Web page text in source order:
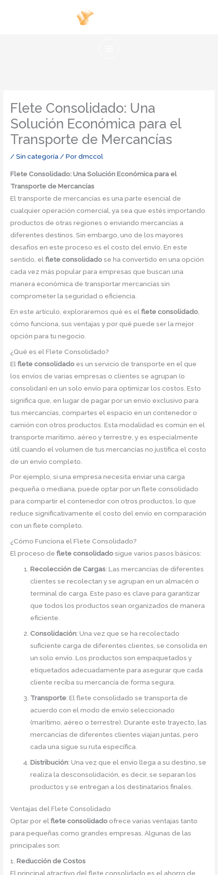
Flete Consolidado: Una
Solución Económica para el
Transporte de Mercancías
/Sin categoría/ Pordmccol
Flete Consolidado: Una Solución Económica para el
Transporte de Mercancías
El transporte de mercancías es una parte esencial de
cualquier operación comercial, ya sea que estés importando
productos de otras regiones o enviando mercancías a
diferentes destinos. Sin embargo, uno de los mayores
desafíos en este proceso es el costo del envío. En este
sentido, elflete consolidadose ha convertido en una opción
cada vez más popular para empresas que buscan una
manera económica de transportar mercancías sin
comprometer la seguridad o eficiencia.
En este artículo, exploraremos qué es elflete consolidado
cómo funciona, sus ventajas y por qué puede ser la mejor
opción para tu negocio.
¿Qué es el Flete Consolidado?
Elflete consolidado es un servicio de transporte en el que
los envíos de varias empresas o clientes se agrupan (o
consolidan) en un solo envío para optimizar los costos. Esto
significa que, en lugar de pagar por un envío exclusivo para
tus mercancías, compartes el espacio en un contenedor o
camión con otros productos. Esta modalidad es común en el
transporte marítimo, aéreo y terrestre, y es especialmente
útil cuando el volumen de tus mercancías no justifica el costo
de un envío completo.
Por ejemplo, si una empresa necesita enviar una carga
pequeña o mediana, puede optar por un flete consolidado
para compartir el contenedor con otros productos, lo que
reduce significativamente el costo del envío en comparación
con un flete completo.
¿Cómo Funciona el Flete Consolidado?
El proceso deflete consolidadosigue varios pasos básicos:
Recolección de Cargas: Las mercancías de diferentes
clientes se recolectan y se agrupan en un almacén o
terminal de carga. Este paso es clave para garantizar
que todos los productos sean organizados de manera
eficiente.
Consolidación: Una vez que se ha recolectado
suficiente carga de diferentes clientes, se consolida en
un solo envío. Los productos son empaquetados y
etiquetados adecuadamente para asegurar que cada
cliente reciba su mercancía de forma segura.
Transporte: El flete consolidado se transporta de
acuerdo con el modo de envío seleccionado
(marítimo, aéreo o terrestre). Durante este trayecto, las
mercancías de diferentes clientes viajan juntas, pero
cada una sigue su ruta específica.
Distribución: Una vez que el envío llega a su destino, se
realiza la desconsolidación, es decir, se separan los
productos y se entregan a los destinatarios finales.
Ventajas del Flete Consolidado
Optar por elflete consolidado ofrece varias ventajas tanto
para pequeñas como grandes empresas. Algunas de las
principales son:
1.Reducción de Costos
El principal atractivo del flete consolidado es el ahorro de